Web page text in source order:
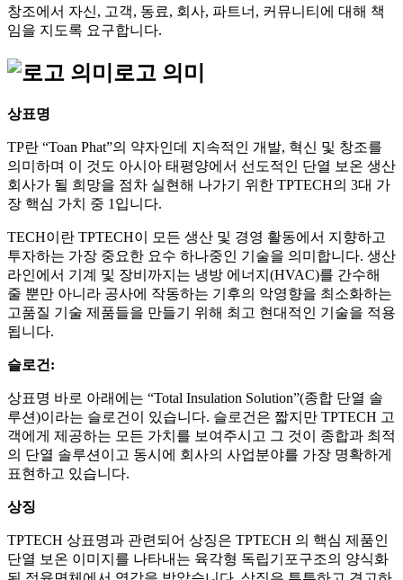
창조에서 자신, 고객, 동료, 회사, 파트너, 커뮤니티에 대해 책
임을 지도록 요구합니다.
로고 의미
상표명
TP란 “Toan Phat”의 약자인데 지속적인 개발, 혁신 및 창조를
의미하며 이 것도 아시아 태평양에서 선도적인 단열 보온 생산
회사가 될 희망을 점차 실현해 나가기 위한 TPTECH의 3대 가
장 핵심 가치 중 1입니다.
TECH이란 TPTECH이 모든 생산 및 경영 활동에서 지향하고
투자하는 가장 중요한 요수 하나중인 기술을 의미합니다. 생산
라인에서 기계 및 장비까지는 냉방 에너지(HVAC)를 간수해
줄 뿐만 아니라 공사에 작동하는 기후의 악영향을 최소화하는
고품질 기술 제품들을 만들기 위해 최고 현대적인 기술을 적용
됩니다.
슬로건:
상표명 바로 아래에는 “Total Insulation Solution”(종합 단열 솔
루션)이라는 슬로건이 있습니다. 슬로건은 짧지만 TPTECH 고
객에게 제공하는 모든 가치를 보여주시고 그 것이 종합과 최적
의 단열 솔루션이고 동시에 회사의 사업분야를 가장 명확하게
표현하고 있습니다.
상징
TPTECH 상표명과 관련되어 상징은 TPTECH 의 핵심 제품인
단열 보온 이미지를 나타내는 육각형 독립기포구조의 양식화